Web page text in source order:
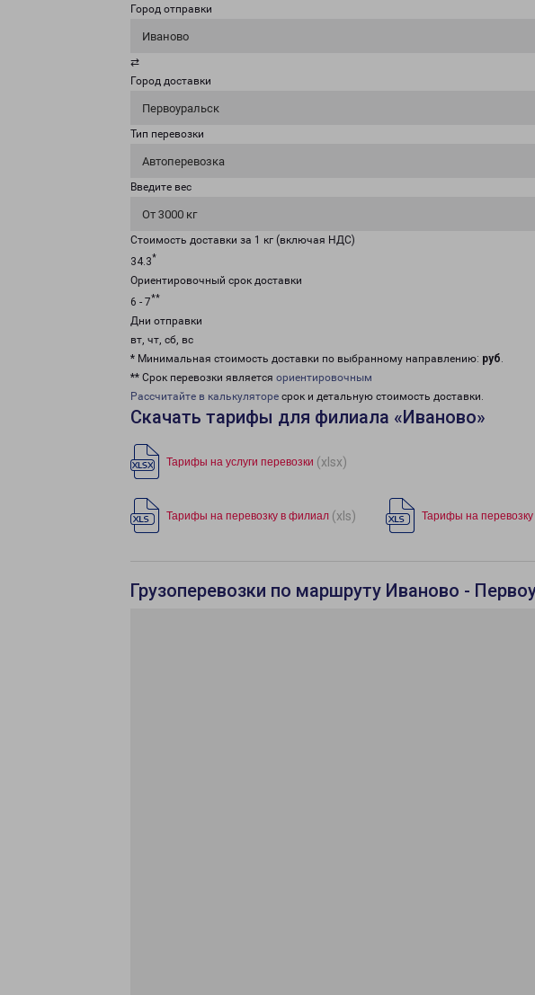
Город отправки
Иваново
⇄
Город доставки
Первоуральск
Тип перевозки
Автоперевозка
Введите вес
От 3000 кг
Стоимость доставки за 1 кг (включая НДС)
34.3*
Ориентировочный срок доставки
6 - 7**
Дни отправки
вт, чт, сб, вс
* Минимальная стоимость доставки по выбранному направлению: руб.
** Срок перевозки является ориентировочным
Рассчитайте в калькуляторе срок и детальную стоимость доставки.
Скачать тарифы для филиала «Иваново»
Тарифы на услуги перевозки (xlsx)
Тарифы на перевозку в филиал (xls) Тарифы на
Грузоперевозки по маршруту Иваново -